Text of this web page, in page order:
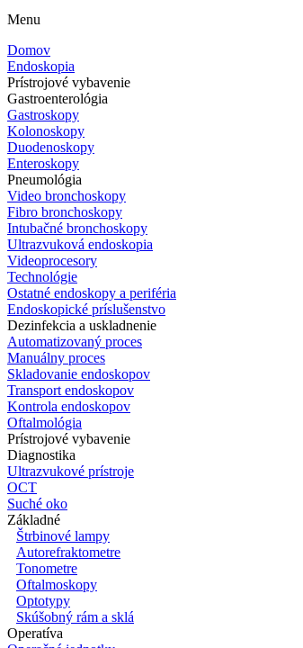
Menu
Domov
Endoskopia
Prístrojové vybavenie
Gastroenterológia
Gastroskopy
Kolonoskopy
Duodenoskopy
Enteroskopy
Pneumológia
Video bronchoskopy
Fibro bronchoskopy
Intubačné bronchoskopy
Ultrazvuková endoskopia
Videoprocesory
Technológie
Ostatné endoskopy a periféria
Endoskopické príslušenstvo
Dezinfekcia a uskladnenie
Automatizovaný proces
Manuálny proces
Skladovanie endoskopov
Transport endoskopov
Kontrola endoskopov
Oftalmológia
Prístrojové vybavenie
Diagnostika
Ultrazvukové prístroje
OCT
Suché oko
Základné
Štrbinové lampy
Autorefraktometre
Tonometre
Oftalmoskopy
Optotypy
Skúšobný rám a sklá
Operatíva